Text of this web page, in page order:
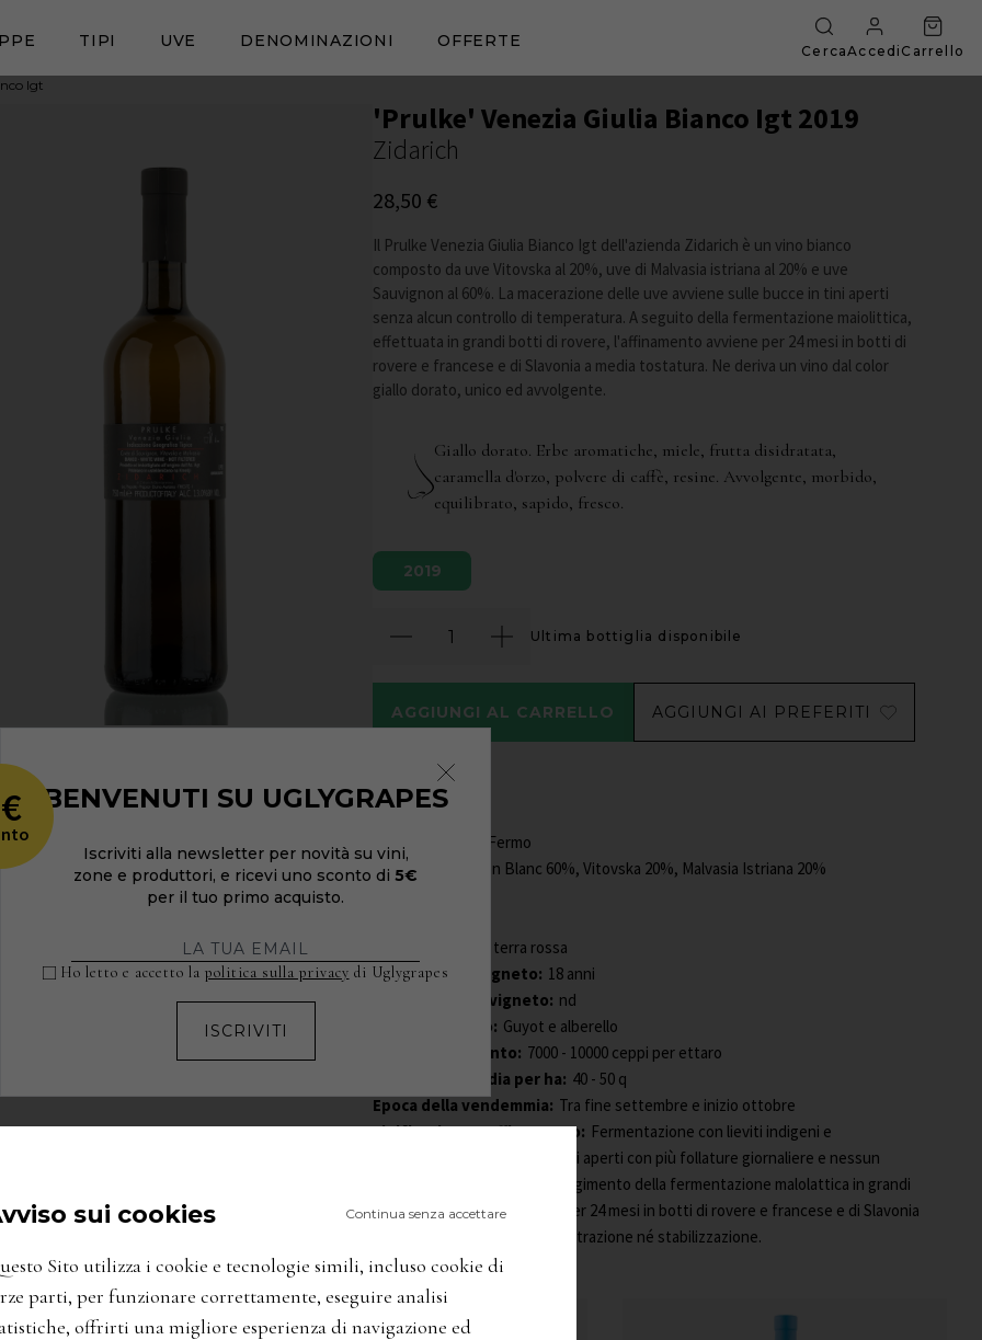
TIPI UVE DENOMINAZIONI OFFERTE
CercaAccedi Carrello
Igt
'Prulke' Venezia Giulia Bianco Igt 2019
Zidarich
28,50 €
Il Prulke Venezia Giulia Bianco Igt dell'azienda Zidarich è un vino bianco
composto da uve Vitovska al 20%, uve di Malvasia istriana al 20% e uve
Sauvignon al 60%. La macerazione delle uve avviene sulle bucce in tini aperti
senza alcun controllo di temperatura. A seguito della fermentazione maiolittica,
effettuata in grandi botti di rovere, l'affinamento avviene per 24 mesi in botti di
rovere e francese e di Slavonia a media tostatura. Ne deriva un vino dal color
giallo dorato, unico ed avvolgente.
Giallo dorato. Erbe aromatiche, miele, frutta disidratata,
caramella d'orzo, polvere di caffè, resine. Avvolgente, morbido,
equilibrato, sapido, fresco.
2019
Ultima bottiglia disponibile
AGGIUNGI AL CARRELLO AGGIUNGI AI PREFERITI
Colore: Orange
Effervescenza
Fermo
Vitigni
Sauvignon Blanc 60%, Vitovska 20%, Malvasia Istriana 20%
Calcareo, terra rossa
Età media del vigneto: 18 anni
Estensione del vigneto: nd
Tipo d'impianto: Guyot e alberello
Densità d'impianto: 7000 - 10000 ceppi per ettaro
Produzione media per ha: 40 - 50 q
Epoca della vendemmia: Tra fine settembre e inizio ottobre
Vinificazione e affinamento: Fermentazione con lieviti indigeni e
macerazione sulle bucce in tini aperti con più follature giornaliere e nessun
controllo di temperatura. Svolgimento della fermentazione malolattica in grandi
botti di rovere. Affinamento per 24 mesi in botti di rovere e francese e di Slavonia
a media tostatura. Nessuna filtrazione né stabilizzazione.
Solforosa totale:
ALTRI VINI DELLA STESSA ZONA
BENVENUTI SU UGLYGRAPES
Iscriviti alla newsletter per novità su vini,
zone e produttori, e ricevi uno sconto di 5€
per il tuo primo acquisto.
Ho letto e accetto la politica sulla privacy di Uglygrapes
ISCRIVITI
sui cookies Continua senza accettare
Sito utilizza i cookie e tecnologie simili, incluso cookie di
parti, per funzionare correttamente, eseguire analisi
offrirti una migliore esperienza di navigazione ed